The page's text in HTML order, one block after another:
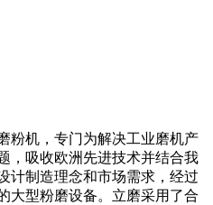
粉机，专门为解决工业磨机产
，吸收欧洲先进技术并结合我
计制造理念和市场需求，经过
大型粉磨设备。立磨采用了合